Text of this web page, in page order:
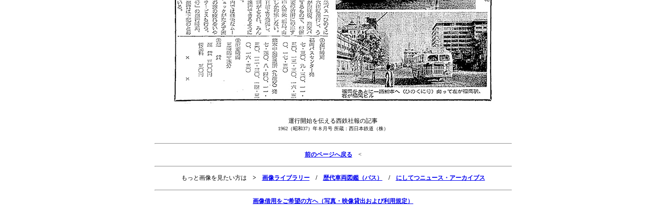
運行開始を伝える西鉄社報の記事
1962（昭和37）年８月号 所蔵：西日本鉄道（株）
前のページへ戻る <
もっと画像を見たい方は > 画像ライブラリー/ 歴代車両図鑑（バス） / にしてつニュース・アーカイブス
画像借用をご希望の方へ（写真・映像貸出および利用規定）